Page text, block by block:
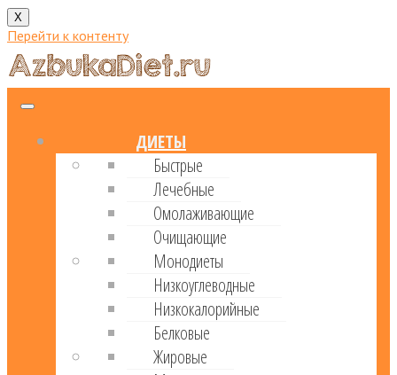
X
Перейти к контенту
ДИЕТЫ
Быстрые
Лечебные
Омолаживающие
Очищающие
Монодиеты
Низкоуглеводные
Низкокалорийные
Белковые
Жировые